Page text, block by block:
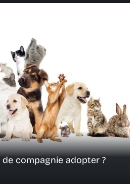
de compagnie adopter ?